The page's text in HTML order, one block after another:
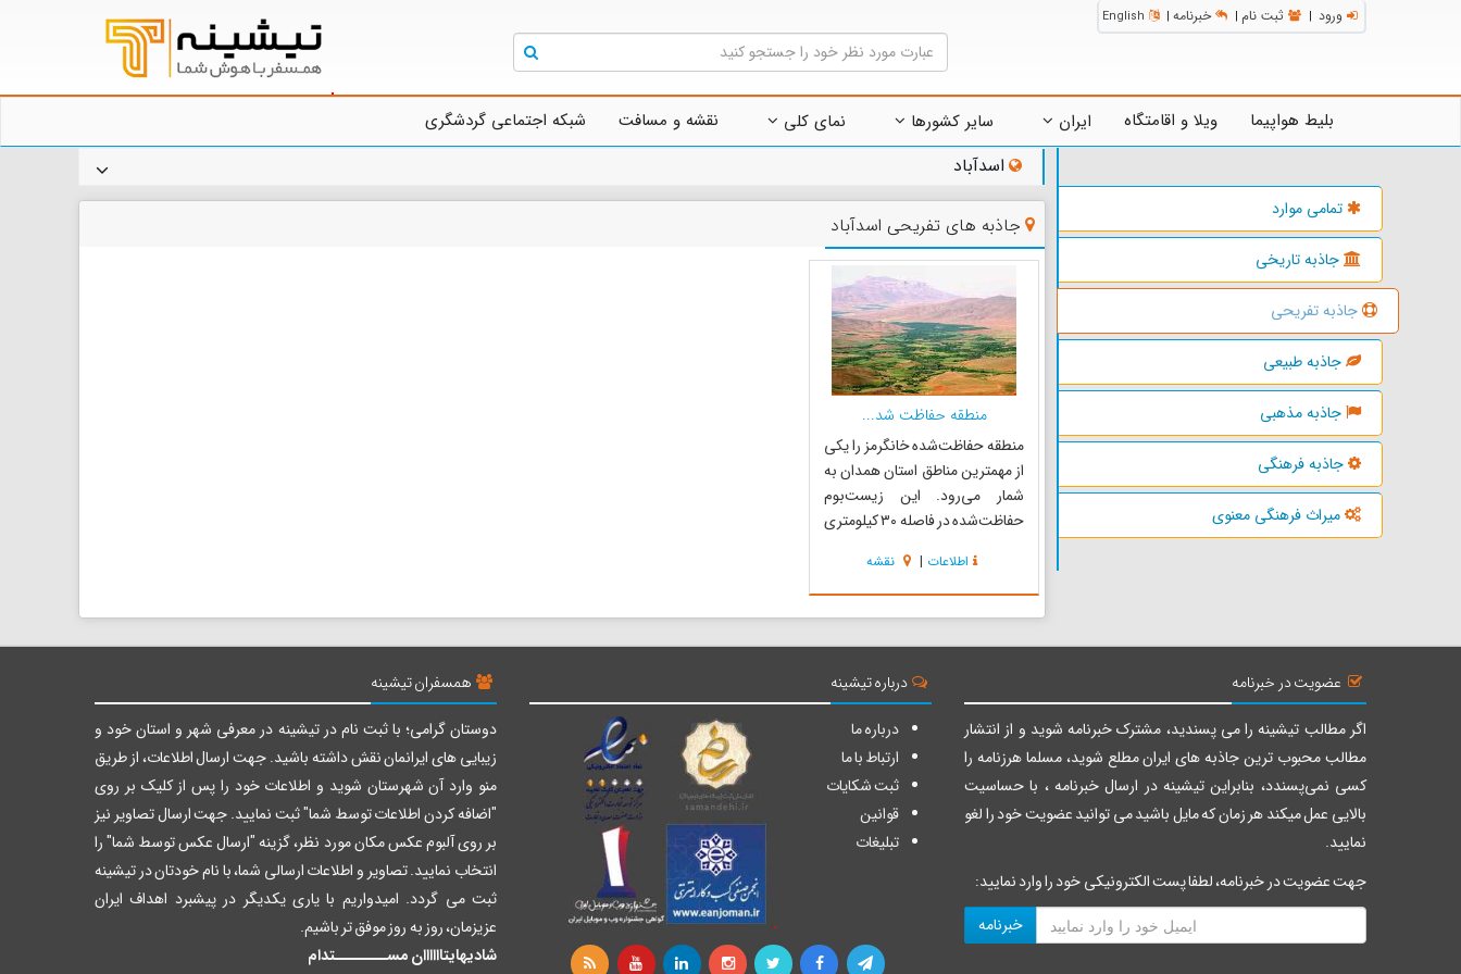
ورود | ثبت نام | خبرنامه |
English
بلیط هواپیما ویلا و اقامتگاه ایران سایر کشورها نمای کلی نقشه و مسافت شبکه اجتماعی گردشگری
تمامی موارد
جاذبه تاریخی
جاذبه تفریحی
جاذبه طبیعی
جاذبه مذهبی
جاذبه فرهنگی
میراث فرهنگی معنوی
اسدآباد
جاذبه های تفریحی اسدآباد
منطقه حفاظت شد...
منطقه حفاظت‌شده خانگرمز را یکی
از مهمترین مناطق استان همدان به
شمار می‌رود. این زیست‌بوم
حفاظت‌شده در فاصله ۳۰ کیلومتری
کیلومتری شرق شهر اسدآباد و در
سمت جنوب غربی همدان و شمال
غربی شهر فرسفج قرار گرفته است.
قله مخروطی شکل خان گرمز، با
چشم اندازی زیبا و ارتفاع...
اطلاعات | نقشه
عضویت در خبرنامه
اگر مطالب تیشینه را می پسندید، مشترک خبرنامه شوید و از انتشار
مطالب محبوب ترین جاذبه های ایران مطلع شوید، مسلما هرزنامه را
کسی نمی‌پسندد، بنابراین تیشینه در ارسال خبرنامه ، با حساسیت
بالایی عمل میکند هر زمان که مایل باشید می توانید عضویت خود را لغو
نمایید.
جهت عضویت در خبرنامه، لطفا پست الکترونیکی خود را وارد نمایید:
خبرنامه
درباره تیشینه
درباره ما
ارتباط با ما
ثبت شکایات
قوانین
تبلیغات
همسفران تیشینه
دوستان گرامی؛ با ثبت نام در تیشینه در معرفی شهر و استان خود و
زیبایی های ایرانمان نقش داشته باشید. جهت ارسال اطلاعات، از طریق
منو وارد آن شهرستان شوید و اطلاعات خود را پس از کلیک بر روی
"اضافه کردن اطلاعات توسط شما" ثبت نمایید. جهت ارسال تصاویر نیز
بر روی آلبوم عکس مکان مورد نظر، گزینه "ارسال عکس توسط شما" را
انتخاب نمایید. تصاویر و اطلاعات ارسالی شما، با نام خودتان در تیشینه
ثبت می گردد. امیدواریم با یاری یکدیگر در پیشبرد اهداف ایران
عزیزمان، روز به روز موفق تر باشیم.
شادیهایتاااااان مســــــــتدام